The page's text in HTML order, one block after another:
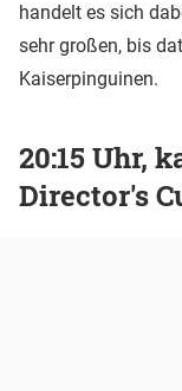
handelt es sich
sehr großen, bis
Kaiserpinguinen.
20:15 Uhr,
Director's